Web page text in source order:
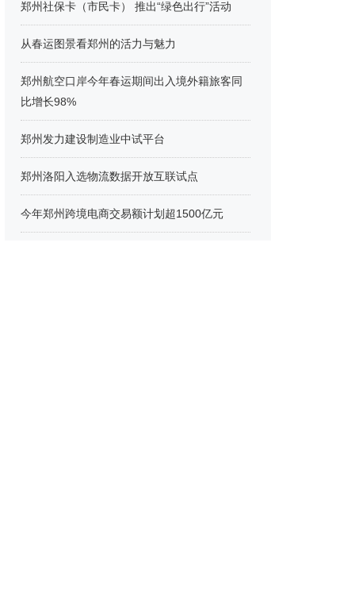
郑州社保卡（市民卡） 推出“绿色出行”活动
从春运图景看郑州的活力与魅力
郑州航空口岸今年春运期间出入境外籍旅客同
比增长98%
郑州发力建设制造业中试平台
郑州洛阳入选物流数据开放互联试点
今年郑州跨境电商交易额计划超1500亿元